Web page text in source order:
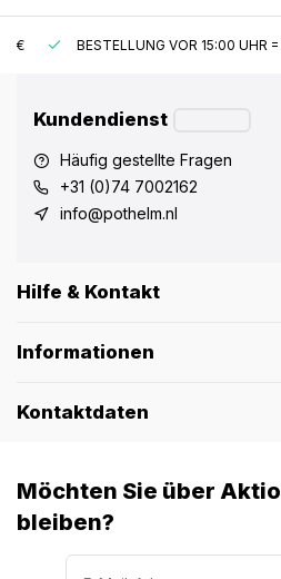
BESTELLUNG VOR 15:00 UHR =
Kundendienst
Häufig gestellte Fragen
+31 (0)74 7002162
info@pothelm.nl
Hilfe & Kontakt
Informationen
Kontaktdaten
Möchten Sie über
bleiben?